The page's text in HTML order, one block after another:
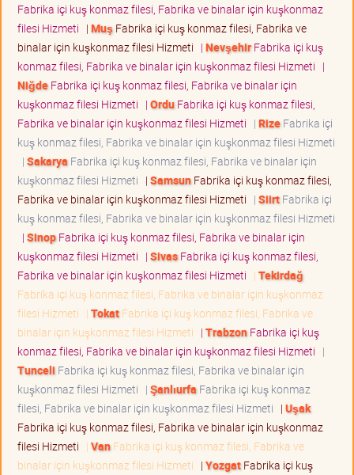
Fabrika içi kuş konmaz filesi, Fabrika ve binalar için kuşkonmaz
filesi Hizmeti | Muş Fabrika içi kuş konmaz filesi, Fabrika ve
binalar için kuşkonmaz filesi Hizmeti | NevşehirFabrika içi kuş
konmaz filesi, Fabrika ve binalar için kuşkonmaz filesi Hizmeti |
NiğdeFabrika içi kuş konmaz filesi, Fabrika ve binalar için
kuşkonmaz filesi Hizmeti | OrduFabrika içi kuş konmaz filesi,
Fabrika ve binalar için kuşkonmaz filesi Hizmeti | RizeFabrika içi
kuş konmaz filesi, Fabrika ve binalar için kuşkonmaz filesi Hizmeti
| Sakarya Fabrika içi kuş konmaz filesi, Fabrika ve binalar için
kuşkonmaz filesi Hizmeti | SamsunFabrika içi kuş konmaz filesi,
Fabrika ve binalar için kuşkonmaz filesi Hizmeti | SiirtFabrika içi
kuş konmaz filesi, Fabrika ve binalar için kuşkonmaz filesi Hizmeti
| SinopFabrika içi kuş konmaz filesi, Fabrika ve binalar için
kuşkonmaz filesi Hizmeti | SivasFabrika içi kuş konmaz filesi,
Fabrika ve binalar için kuşkonmaz filesi Hizmeti | Tekirdağ
Fabrika içi kuş konmaz filesi, Fabrika ve binalar için kuşkonmaz
filesi Hizmeti | TokatFabrika içi kuş konmaz filesi, Fabrika ve
binalar için kuşkonmaz filesi Hizmeti | TrabzonFabrika içi kuş
konmaz filesi, Fabrika ve binalar için kuşkonmaz filesi Hizmeti |
Tunceli Fabrika içi kuş konmaz filesi, Fabrika ve binalar için
kuşkonmaz filesi Hizmeti | Şanlıurfa Fabrika içi kuş konmaz
filesi, Fabrika ve binalar için kuşkonmaz filesi Hizmeti | Uşak
Fabrika içi kuş konmaz filesi, Fabrika ve binalar için kuşkonmaz
filesi Hizmeti | VanFabrika içi kuş konmaz filesi, Fabrika ve
binalar için kuşkonmaz filesi Hizmeti | YozgatFabrika içi kuş